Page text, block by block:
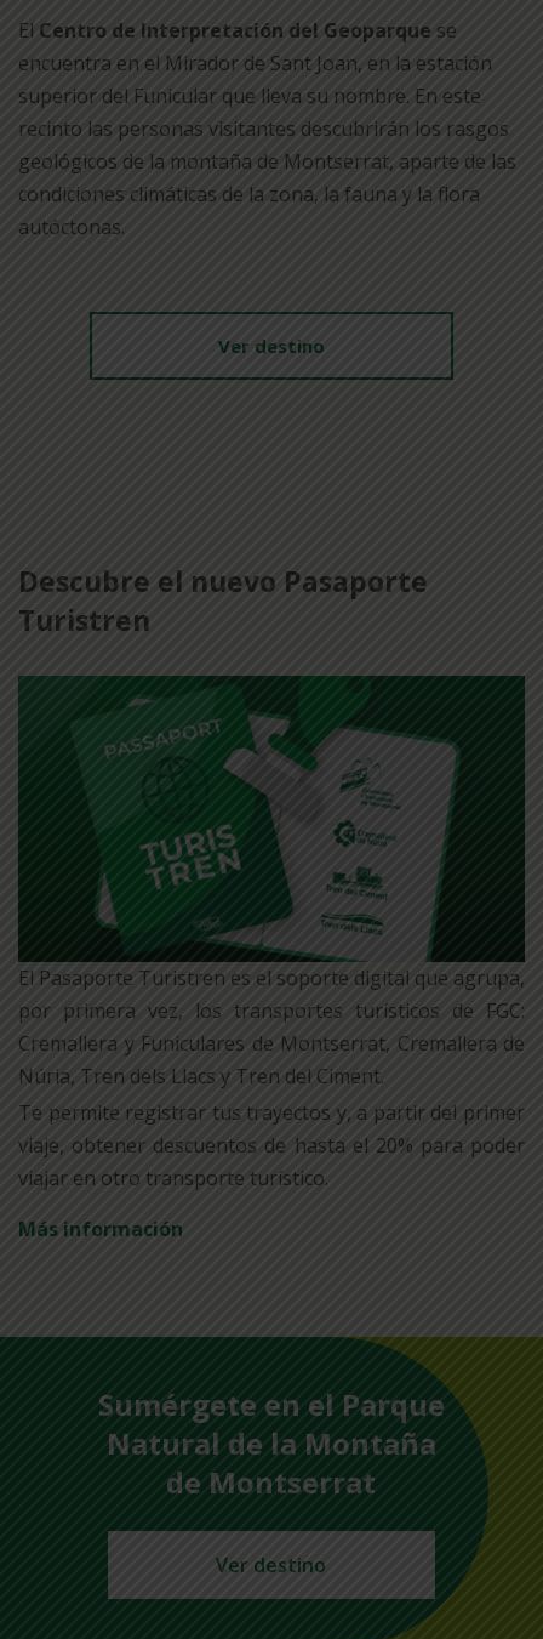
El Centro de Interpretación del Geoparque se
encuentra en el Mirador de Sant Joan, en la estación
superior del Funicular que lleva su nombre. En este
recinto las personas visitantes descubrirán los rasgos
geológicos de la montaña de Montserrat, aparte de las
condiciones climáticas de la zona, la fauna y la flora
autóctonas.
Ver destino
Descubre el nuevo Pasaporte
Turistren
El Pasaporte Turistren es el soporte digital que agrupa,
por primera vez, los transportes turísticos de FGC:
Cremallera y Funiculares de Montserrat, Cremallera de
Núria, Tren dels Llacs y Tren del Ciment.
Te permite registrar tus trayectos y, a partir del primer
viaje, obtener descuentos de hasta el 20% para poder
viajar en otro transporte turístico.
Más información
Sumérgete en el Parque
Natural de la Montaña
de Montserrat
Ver destino